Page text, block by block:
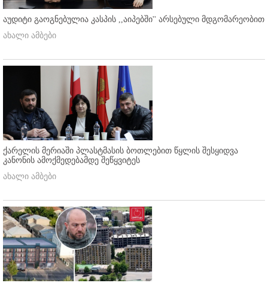
აუდიტი გაოგნებულია კასპის ,,აიპებში'' არსებული მდგომარეობით
ახალი ამბები
ქარელის მერიაში პლასტმასის ბოთლებით წყლის შესყიდვა
კანონის ამოქმედებამდე შეწყვიტეს
ახალი ამბები